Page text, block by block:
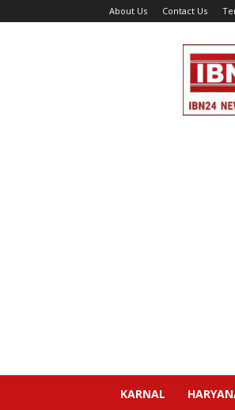
About Us Contact Us
KARNAL